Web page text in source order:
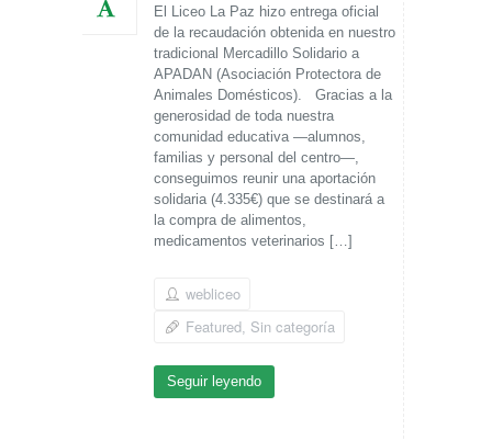
El Liceo La Paz hizo entrega oficial
de la recaudación obtenida en nuestro
tradicional Mercadillo Solidario a
APADAN (Asociación Protectora de
Animales Domésticos). Gracias a la
generosidad de toda nuestra
comunidad educativa —alumnos,
familias y personal del centro—,
conseguimos reunir una aportación
solidaria (4.335€) que se destinará a
la compra de alimentos,
medicamentos veterinarios […]
webliceo
Featured, Sin categoría
Seguir leyendo